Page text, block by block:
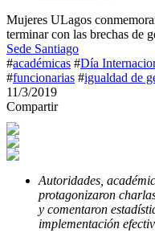
Mujeres ULagos
terminar con las brechas de
Sede Santiago
#académicas #Día
#funcionarias #igualdad de
11/3/2019
Compartir
Autoridades,
protagonizaron
y comentaron
implementación